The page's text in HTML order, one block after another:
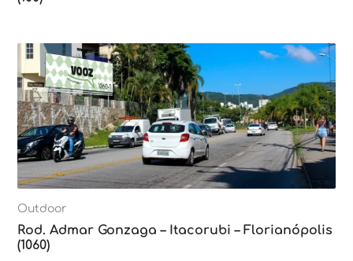
Outdoor
Rod. Admar Gonzaga – Itacorubi – Florianópolis
(1060)